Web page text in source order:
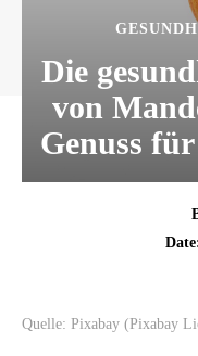
Die
von
Genuss
Quelle: Pixabay (Pixabay